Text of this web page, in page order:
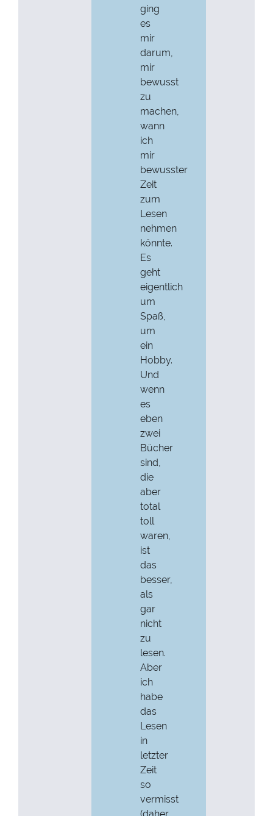
ging
es
mir
darum,
mir
bewusst
zu
machen,
wann
ich
mir
bewusster
Zeit
zum
Lesen
nehmen
könnte.
Es
geht
eigentlich
um
Spaß,
um
ein
Hobby.
Und
wenn
es
eben
zwei
Bücher
sind,
die
aber
total
toll
waren,
ist
das
besser,
als
gar
nicht
zu
lesen.
Aber
ich
habe
das
Lesen
in
letzter
Zeit
so
vermisst